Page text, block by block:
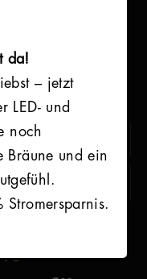
da!
– jetzt
LED- und
noch
Bräune und ein
Stromersparnis.
Download: